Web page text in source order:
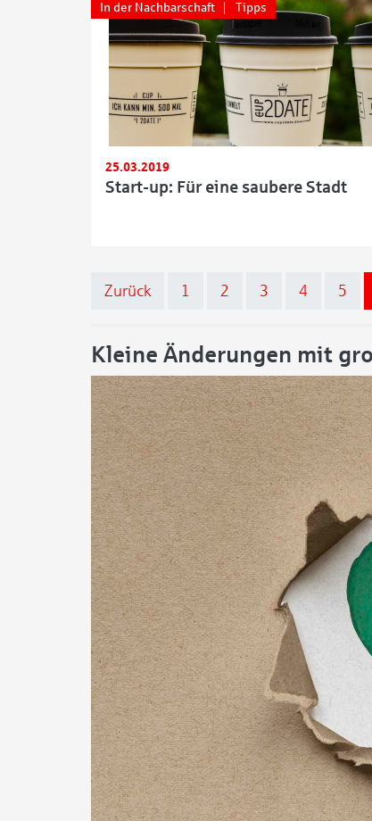
In der Nachbarschaft Tipps
25.03.2019
Start-up: Für eine saubere Stadt
Zurück 1 2 3 4 5
Kleine Änderungen mit